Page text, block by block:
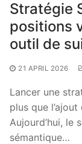
Stratégie
positions
outil de
21 APRIL 2026
Lancer une
plus que
Aujourd’hui, le
sémantique…